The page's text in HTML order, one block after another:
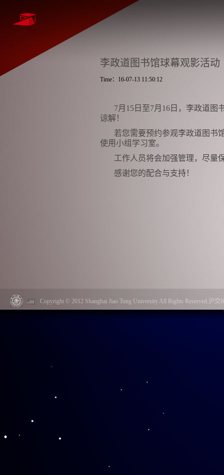
李政道图书馆球幕观影活动
Time：16-07-13 11:50:12
7月 15 日至7月 16 日，李政道图
谅解！
若您需要预约参观李政道图书
使用小组学习室。
工作人员将会加强管理，尽量
感谢您的配合与支持！
Copyright © 2012 Shanghai Jiao Tong University All Rights Reserved.沪交